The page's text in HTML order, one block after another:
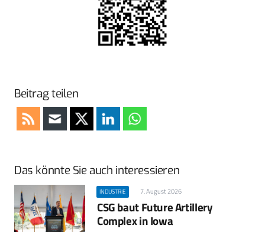
Beitrag teilen
Das könnte Sie auch interessieren
INDUSTRIE 7. August 2026
CSG baut Future Artillery
Complex in Iowa